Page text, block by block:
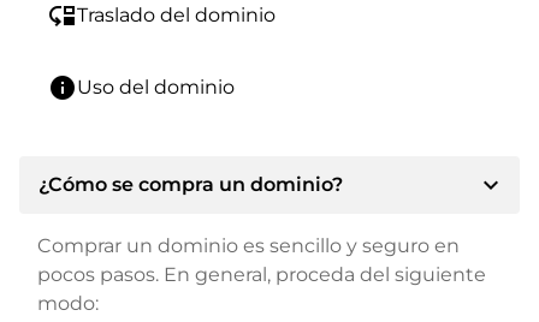
move_downTraslado del dominio
infoUso del dominio
¿Cómo se compra un dominio? expand_more
Comprar un dominio es sencillo y seguro en
pocos pasos. En general, proceda del siguiente
modo: